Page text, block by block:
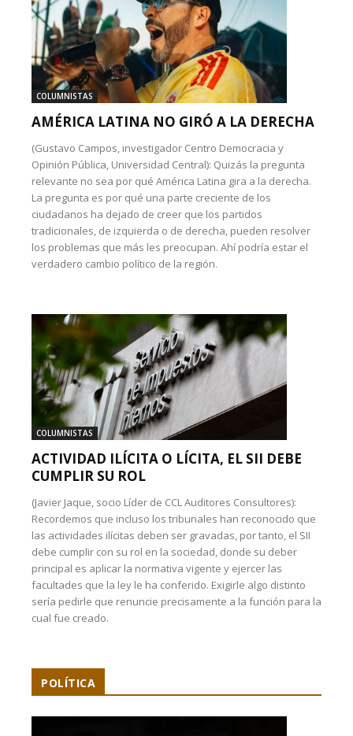
COLUMNISTAS
AMÉRICA LATINA NO GIRÓ A LA DERECHA
(Gustavo Campos, investigador Centro Democracia y
Opinión Pública, Universidad Central): Quizás la pregunta
relevante no sea por qué América Latina gira a la derecha.
La pregunta es por qué una parte creciente de los
ciudadanos ha dejado de creer que los partidos
tradicionales, de izquierda o de derecha, pueden resolver
los problemas que más les preocupan. Ahí podría estar el
verdadero cambio político de la región.
COLUMNISTAS
ACTIVIDAD ILÍCITA O LÍCITA, EL SII DEBE
CUMPLIR SU ROL
(Javier Jaque, socio Líder de CCL Auditores Consultores):
Recordemos que incluso los tribunales han reconocido que
las actividades ilícitas deben ser gravadas, por tanto, el SII
debe cumplir con su rol en la sociedad, donde su deber
principal es aplicar la normativa vigente y ejercer las
facultades que la ley le ha conferido. Exigirle algo distinto
sería pedirle que renuncie precisamente a la función para la
cual fue creado.
POLÍTICA